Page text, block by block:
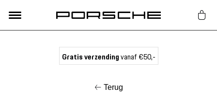
Gratis verzendingvanaf €50,-
Terug